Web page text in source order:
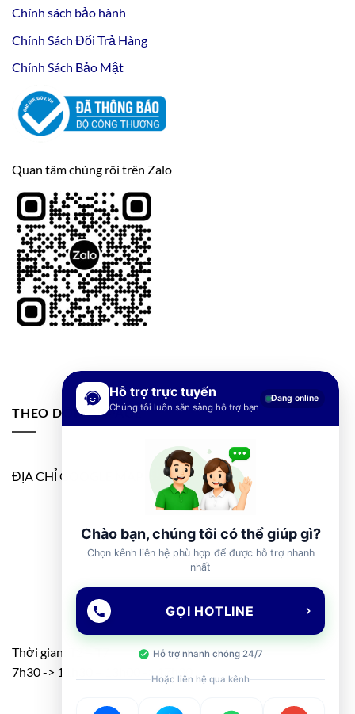
Chính sách bảo hành
Chính Sách Đổi Trả Hàng
Chính Sách Bảo Mật
Quan tâm chúng rôi trên Zalo
THEO DÕI FANPAGE
ĐỊA CHỈ GOOGLE MAP
Thời gian: T2 – T7
7h30 -> 11h30 – 13h00 -> 17h00
Hỗ trợ trực tuyến
Chúng tôi luôn sẵn sàng hỗ trợ bạn
Đang online
Chào bạn, chúng tôi có thể giúp gì?
Chọn kênh liên hệ phù hợp để được hỗ trợ nhanh
nhất
GỌI HOTLINE
Hỗ trợ nhanh chóng 24/7
Hoặc liên hệ qua kênh